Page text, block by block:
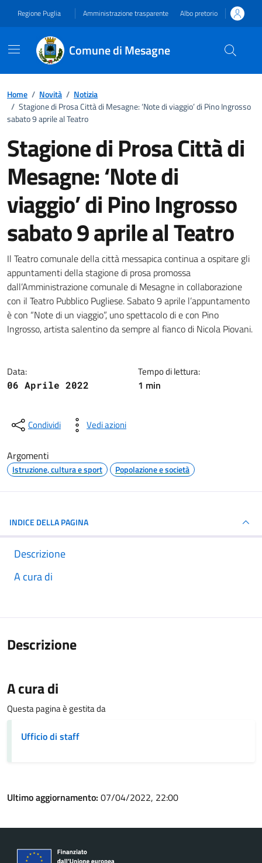
Regione Puglia Amministrazione trasparente Albo pretorio
Comune di Mesagne
Home / Novità / Notizia
/ Stagione di Prosa Città di Mesagne: ‘Note di viaggio’ di Pino Ingrosso
sabato 9 aprile al Teatro
Stagione di Prosa Città di
Mesagne: ‘Note di
viaggio’ di Pino Ingrosso
sabato 9 aprile al Teatro
Dettagli della notizia
Il Teatro comunale della città messapica continua a ospitare gli
appuntamenti della stagione di prosa promossa
dall’Amministrazione comunale di Mesagne in collaborazione
con il Teatro Pubblico Pugliese. Sabato 9 aprile l’appuntamento
è con “Note di un viaggio”, uno spettacolo di e con Pino
Ingrosso, artista salentino da sempre al fianco di Nicola Piovani.
Data:
06 Aprile 2022
Tempo di lettura:
1 min
Condividi Vedi azioni
Argomenti
Istruzione, cultura e sport Popolazione e società
INDICE DELLA PAGINA
Descrizione
A cura di
Descrizione
A cura di
Questa pagina è gestita da
Ufficio di staff
Ultimo aggiornamento: 07/04/2022, 22:00